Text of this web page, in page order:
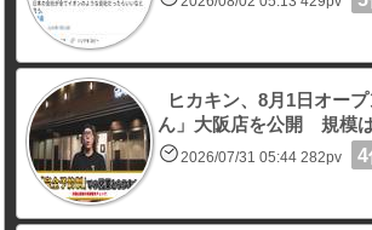
ヒカキン、8月1日オー
ん」大阪店を公開 規模
2026/07/31 05:44 282pv 4